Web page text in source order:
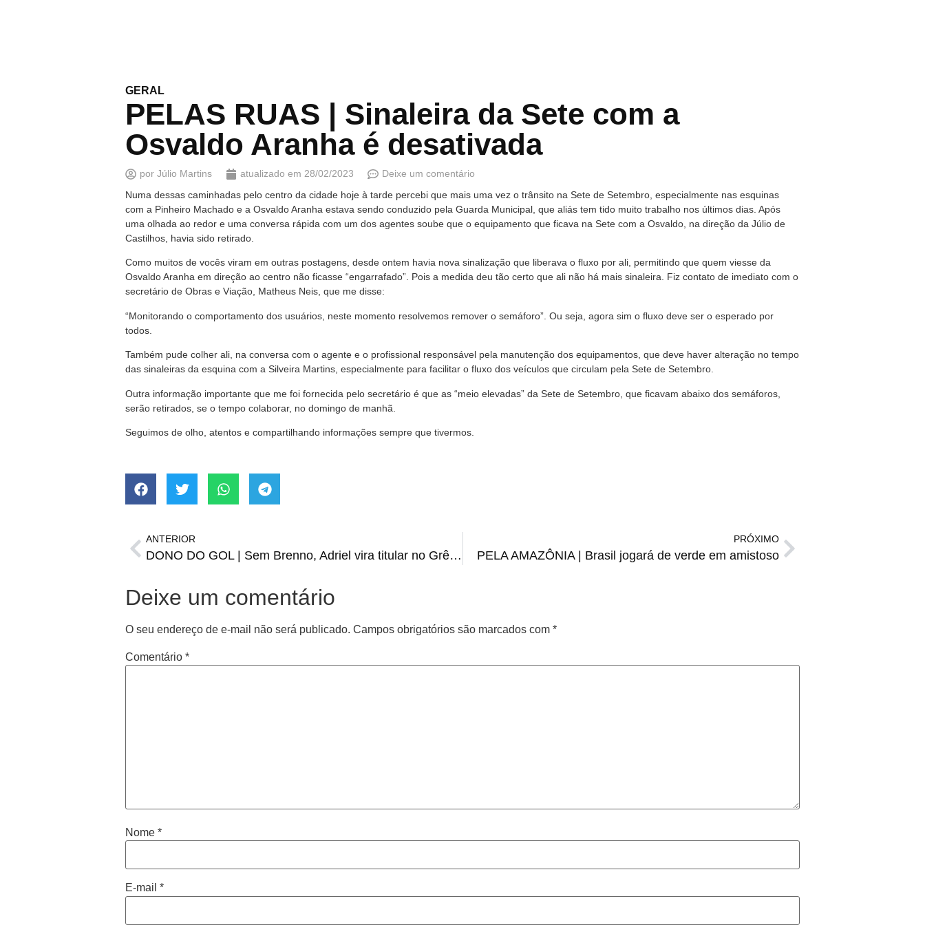
GERAL
PELAS RUAS | Sinaleira da Sete com a
Osvaldo Aranha é desativada
por Júlio Martins atualizado em 28/02/2023
Deixe um comentário
Numa dessas caminhadas pelo centro da cidade hoje à tarde percebi que mais uma vez o trânsito na Sete de Setembro, especialmente nas esquinas
com a Pinheiro Machado e a Osvaldo Aranha estava sendo conduzido pela Guarda Municipal, que aliás tem tido muito trabalho nos últimos dias. Após
uma olhada ao redor e uma conversa rápida com um dos agentes soube que o equipamento que ficava na Sete com a Osvaldo, na direção da Júlio de
Castilhos, havia sido retirado.
Como muitos de vocês viram em outras postagens, desde ontem havia nova sinalização que liberava o fluxo por ali, permitindo que quem viesse da
Osvaldo Aranha em direção ao centro não ficasse “engarrafado”. Pois a medida deu tão certo que ali não há mais sinaleira. Fiz contato de imediato com o
secretário de Obras e Viação, Matheus Neis, que me disse:
“Monitorando o comportamento dos usuários, neste momento resolvemos remover o semáforo”. Ou seja, agora sim o fluxo deve ser o esperado por
todos.
Também pude colher ali, na conversa com o agente e o profissional responsável pela manutenção dos equipamentos, que deve haver alteração no tempo
das sinaleiras da esquina com a Silveira Martins, especialmente para facilitar o fluxo dos veículos que circulam pela Sete de Setembro.
Outra informação importante que me foi fornecida pelo secretário é que as “meio elevadas” da Sete de Setembro, que ficavam abaixo dos semáforos,
serão retirados, se o tempo colaborar, no domingo de manhã.
Seguimos de olho, atentos e compartilhando informações sempre que tivermos.
ANTERIOR
DONO DO GOL | Sem Brenno, Adriel vira titular no Grêmio
PRÓXIMO
PELA AMAZÔNIA | Brasil jogará de verde em amistoso
Deixe um comentário
O seu endereço de e-mail não será publicado. Campos obrigatórios são marcados com *
Comentário *
Nome *
E-mail *